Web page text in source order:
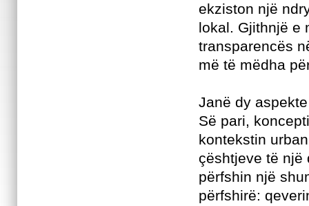
ekziston një
lokal. Gjithnjë e
transparencës
më të mëdha
Janë dy
Së pari,
kontekstin
çështjeve të një
përfshin një
përfshirë: